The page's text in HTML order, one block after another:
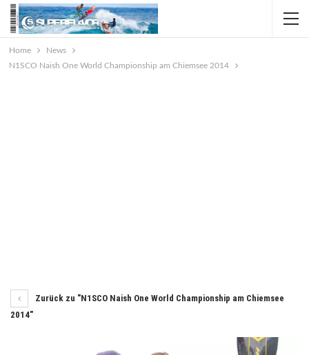
Home
News
N1SCO Naish One World Championship am Chiemsee 2014
Zurück zu "N1SCO Naish One World Championship am Chiemsee
2014"